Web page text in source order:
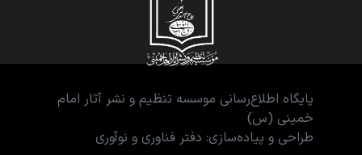
پایگاه اطلاع‌رسانی موسسه تنظیم و نشر آثار امام
خمینی (س)
طراحی و پیاده‌سازی: دفتر فناوری و نوآوری